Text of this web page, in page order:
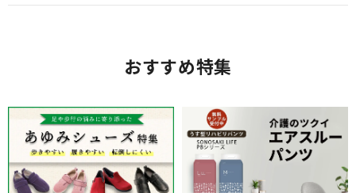
おすすめ特集